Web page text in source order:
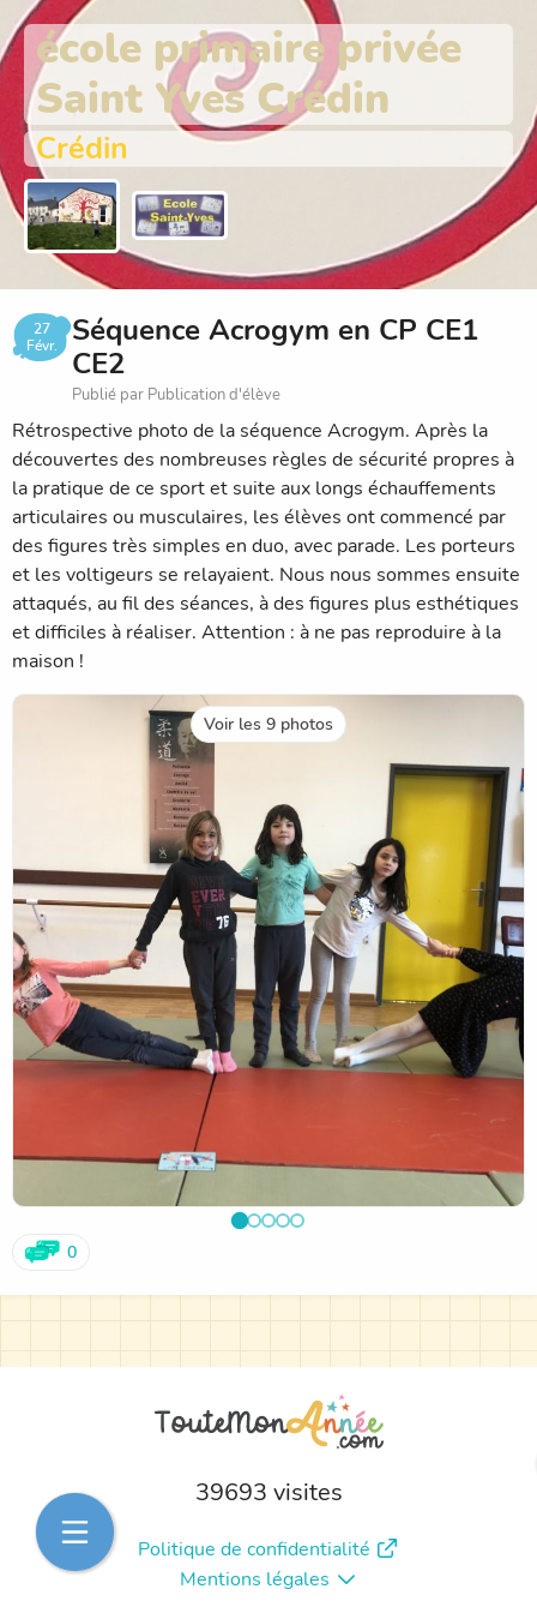
école primaire privée
Saint Yves Crédin
Crédin
27
Févr.
Séquence Acrogym en CP CE1
CE2
Publié par Publication d'élève
Rétrospective photo de la séquence Acrogym. Après la
découvertes des nombreuses règles de sécurité propres à
la pratique de ce sport et suite aux longs échauffements
articulaires ou musculaires, les élèves ont commencé par
des figures très simples en duo, avec parade. Les porteurs
et les voltigeurs se relayaient. Nous nous sommes ensuite
attaqués, au fil des séances, à des figures plus esthétiques
et difficiles à réaliser. Attention : à ne pas reproduire à la
maison !
Voir les 9 photos
0
39693 visites
Politique de confidentialité
Mentions légales